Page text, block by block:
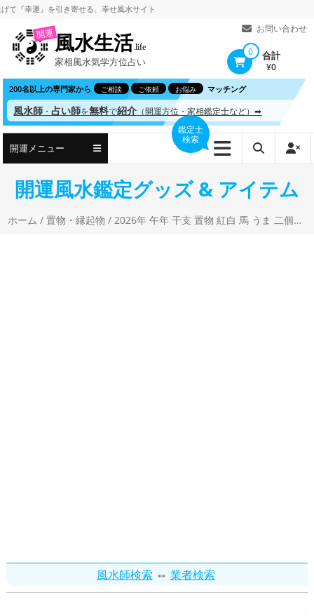
コ
ツ
へ
ス
ッ
運』を引き寄せる、幸せ風水サイト
お問い合わせ
開運風水生活.life
家相風水気学方位占い
0 合計
¥0
200名以上の専門家から ご相談 ご依頼 お悩み マッチング
風水師 ・占い師を無料で紹介 （開運方位・家相鑑定士など）➡
開運メニュー
鑑定士
検索
開運風水鑑定グッズ & アイテム
ホーム /置物・縁起物 / 2026年 午年 干支 置物 紅白 馬 うま 二個セット 迎春 お正月飾り 笑門来福 木札つき
風水師検索 ⇔ 業者検索